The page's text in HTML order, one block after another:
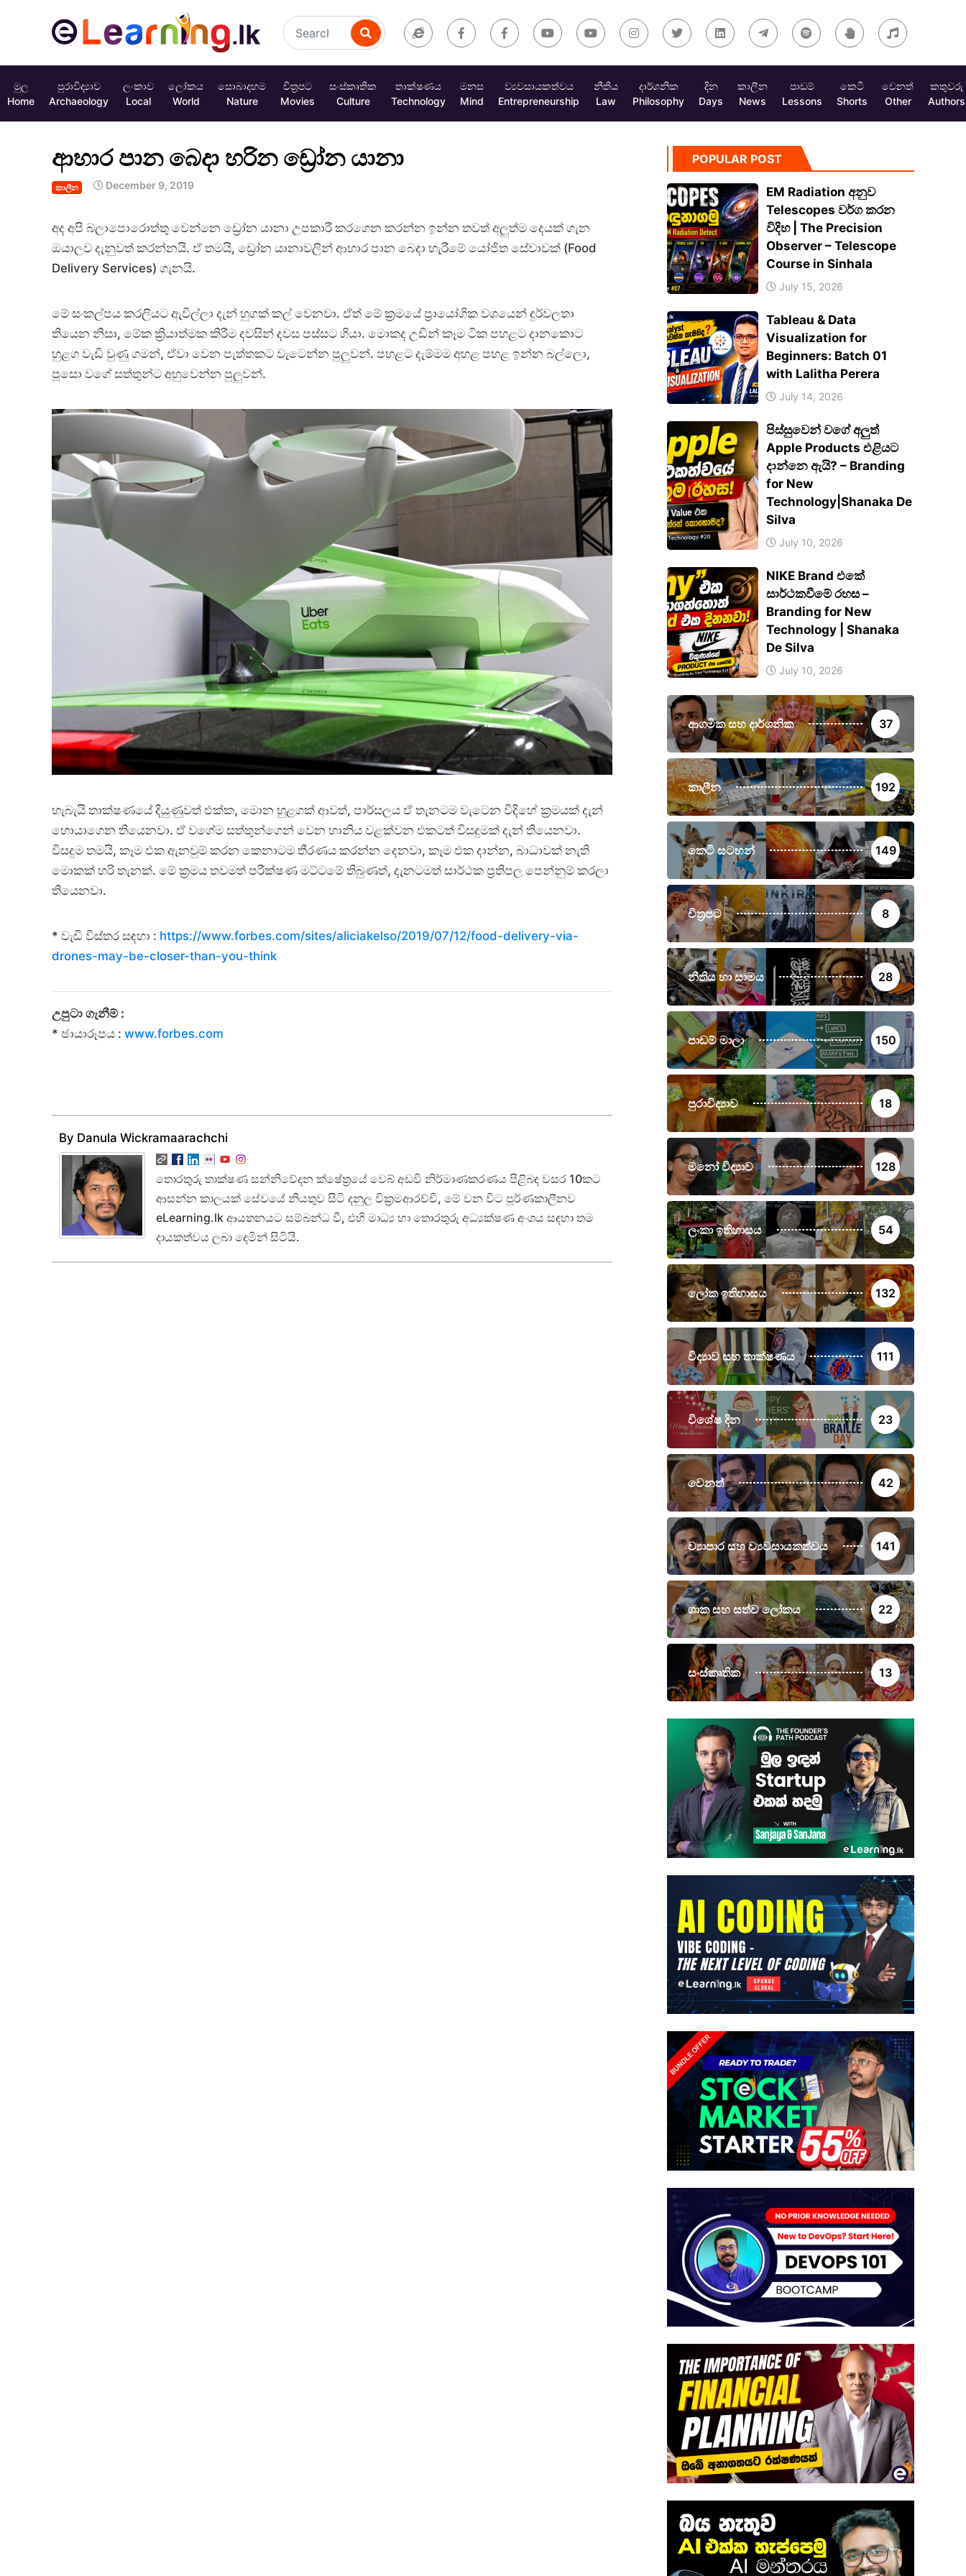
මුල
Home
පුරාවිද්‍යාව
Archaeology
ලංකාව
Local
ලෝකය
World
සොබාදහම
Nature
චිත්‍රපට
Movies
සංස්කෘතික
Culture
තාක්ෂණය
Technology
මනස
Mind
ව්‍යවසායකත්වය
Entrepreneurship
නීතිය
Law
දාර්ශනික
Philosophy
දින
Days
කාලීන
News
පාඩම්
Lessons
කෙටි
Shorts
වෙනත්
Other
කතුවරු
Authors
ආහාර පාන බෙදා හරින ඩ්‍රෝන යානා
කාලීන December 9, 2019
අද අපි බලාපොරොත්තු වෙන්නෙ ඩ්‍රෝන යානා උපකාරී කරගෙන කරන්න ඉන්න තවත් අලුත්ම දෙයක් ගැන
ඔයාලව දැනුවත් කරන්නයි. ඒ තමයි, ඩ්‍රෝන යානාවලින් ආහාර පාන බෙදා හැරීමේ යෝජිත සේවාවක් (Food
Delivery Services) ගැනයි.
මේ සංකල්පය කරලියට ඇවිල්ලා දැන් හුගක් කල් වෙනවා. ඒත් මේ ක්‍රමයේ ප්‍රායෝගික වශයෙන් දුර්වලතා
තියෙන නිසා, මේක ක්‍රියාත්මක කිරීම දවසින් දවස පස්සට ගියා. මොකද උඩින් කෑම ටික පහළට දානකොට
හුළග වැඩි වුණු ගමන්, ඒවා වෙන පැත්තකට වැටෙන්න පුලුවන්. පහළට දැම්මම අහළ පහළ ඉන්න බල්ලො,
පූසො වගේ සත්තුන්ට අහුවෙන්න පුලුවන්.
හැබැයි තාක්ෂණයේ දියුණුවත් එක්ක, මොන හුළගක් ආවත්, පාර්සලය ඒ තැනටම වැටෙන විදිහේ ක්‍රමයක් දැන්
හොයාගෙන තියෙනවා. ඒ වගේම සත්තුන්ගෙන් වෙන හානිය වළක්වන එකටත් විසදුමක් දැන් තියෙනවා.
විසදුම තමයි, කෑම එක ඇනවුම් කරන කෙනාටම තීරණය කරන්න දෙනවා, කෑම එක දාන්න, බාධාවක් නැති
මොකක් හරි තැනක්. මේ ක්‍රමය තවමත් පරීක්ෂණ මට්ටමේ තිබුණත්, දැනටමත් සාර්ථක ප්‍රතිපල පෙන්නුම් කරලා
තියෙනවා.
* වැඩි විස්තර සඳහා : https://www.forbes.com/sites/aliciakelso/2019/07/12/food-delivery-via-
drones-may-be-closer-than-you-think
උපුටා ගැනීම් :
* ඡායාරූපය : www.forbes.com
By Danula Wickramaarachchi
තොරතුරු තාක්ෂණ සන්නිවේදන ක්ෂේත්‍රයේ වෙබ් අඩවි නිර්මාණකරණය පිළිබඳ වසර 10කට
ආසන්න කාලයක් සේවයේ නියතුව සිටි දනුල වික්‍රමආරච්චි, මේ වන විට පූර්ණකාලීනව
eLearning.lk ආයතනයට සම්බන්ධ වී, එහි මාධ්‍ය හා තොරතුරු අධ්‍යක්ෂණ අංශය සඳහා තම
දායකත්වය ලබා දෙමින් සිටියි.
POPULAR POST
EM Radiation අනුව
Telescopes වර්ග කරන
විදිහ | The Precision
Observer – Telescope
Course in Sinhala
July 15, 2026
Tableau & Data
Visualization for
Beginners: Batch 01
with Lalitha Perera
July 14, 2026
පිස්සුවෙන් වගේ අලුත්
Apple Products එළියට
දාන්නෙ ඇයි? – Branding
for New
Technology|Shanaka De
Silva
July 10, 2026
NIKE Brand එකේ
සාර්ථකවීමේ රහස –
Branding for New
Technology | Shanaka
De Silva
July 10, 2026
ආගමික සහ දාර්ශනික 37
කාලීන 192
කෙටි සටහන් 149
චිත්‍රපට 8
නීතිය හා සාමය 28
පාඩම් මාලා 150
පුරාවිද්‍යාව 18
මනෝ විද්‍යාව 128
ලංකා ඉතිහාසය 54
ලෝක ඉතිහාසය 132
විද්‍යාව සහ තාක්ෂණය 111
විශේෂ දින 23
වෙනත් 42
ව්‍යාපාර සහ ව්‍යවසායකත්වය 141
ශාක සහ සත්ව ලෝකය 22
සංස්කෘතික 13